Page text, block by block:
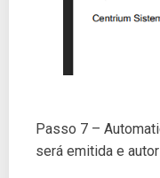
Passo 7 –
será emitida e